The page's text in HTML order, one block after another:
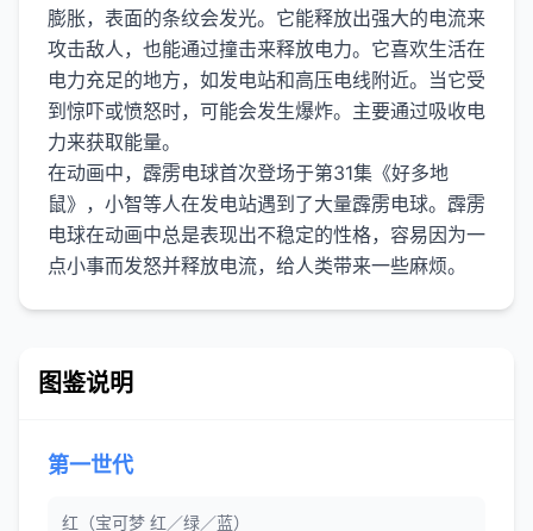
膨胀，表面的条纹会发光。它能释放出强大的电流来
攻击敌人，也能通过撞击来释放电力。它喜欢生活在
电力充足的地方，如发电站和高压电线附近。当它受
到惊吓或愤怒时，可能会发生爆炸。主要通过吸收电
力来获取能量。
在动画中，霹雳电球首次登场于第31集《好多地
鼠》，小智等人在发电站遇到了大量霹雳电球。霹雳
电球在动画中总是表现出不稳定的性格，容易因为一
图鉴说明
第一世代
红（宝可梦 红／绿／蓝）